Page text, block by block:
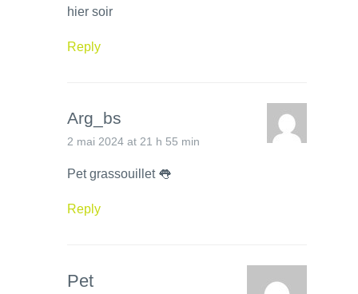
hier soir
Reply
Arg_bs
2 mai 2024 at 21 h 55 min
Pet grassouillet 👅
Reply
Pet